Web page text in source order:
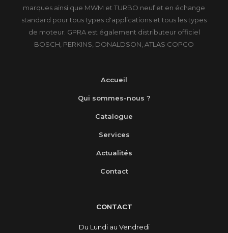
marques ainsi que MWM et TURBO neuf et en échange
standard pour tous types d'applications et tous les types
de moteur. GPRA est également distributeur officiel
BOSCH, PERKINS, DONALDSON, ATLAS COPCO
Accueil
Qui sommes-nous ?
Catalogue
Services
Actualités
Contact
CONTACT
Du Lundi au Vendredi